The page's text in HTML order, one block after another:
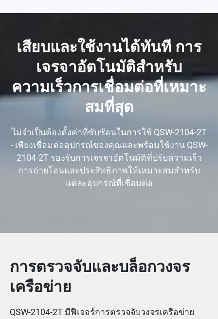
เสียบและใช้งานได้ทันที การ
เจรจาอัตโนมัติสำหรับ
ความเร็วการเชื่อมต่อที่เหมาะ
สมที่สุด
ไม่จำเป็นต้องตั้งค่าที่ซับซ้อนในการใช้ QSW-2104-2T
- เพียงเชื่อมต่ออุปกรณ์ของคุณและพร้อมใช้งาน QSW-
2104-2T รองรับการเจรจาอัตโนมัติที่ปรับความเร็ว
การถ่ายโอนและประสิทธิภาพให้เหมาะสมสำหรับ
แต่ละอุปกรณ์ที่เชื่อมต่อ
การตรวจจับและบล็อกวงจร
เครือข่าย
QSW-2104-2T มีฟีเจอร์การตรวจจับวงจรเครือข่าย